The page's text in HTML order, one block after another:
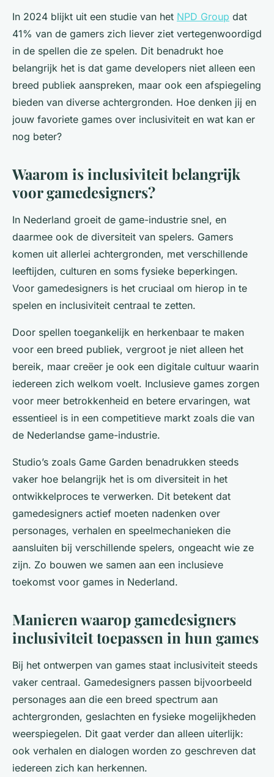
In 2024 blijkt uit een studie van het NPD Group dat
41% van de gamers zich liever ziet vertegenwoordigd
in de spellen die ze spelen. Dit benadrukt hoe
belangrijk het is dat game developers niet alleen een
breed publiek aanspreken, maar ook een afspiegeling
bieden van diverse achtergronden. Hoe denken jij en
jouw favoriete games over inclusiviteit en wat kan er
nog beter?
Waarom is inclusiviteit belangrijk
voor gamedesigners?
In Nederland groeit de game-industrie snel, en
daarmee ook de diversiteit van spelers. Gamers
komen uit allerlei achtergronden, met verschillende
leeftijden, culturen en soms fysieke beperkingen.
Voor gamedesigners is het cruciaal om hierop in te
spelen en inclusiviteit centraal te zetten.
Door spellen toegankelijk en herkenbaar te maken
voor een breed publiek, vergroot je niet alleen het
bereik, maar creëer je ook een digitale cultuur waarin
iedereen zich welkom voelt. Inclusieve games zorgen
voor meer betrokkenheid en betere ervaringen, wat
essentieel is in een competitieve markt zoals die van
de Nederlandse game-industrie.
Studio’s zoals Game Garden benadrukken steeds
vaker hoe belangrijk het is om diversiteit in het
ontwikkelproces te verwerken. Dit betekent dat
gamedesigners actief moeten nadenken over
personages, verhalen en speelmechanieken die
aansluiten bij verschillende spelers, ongeacht wie ze
zijn. Zo bouwen we samen aan een inclusieve
toekomst voor games in Nederland.
Manieren waarop gamedesigners
inclusiviteit toepassen in hun games
Bij het ontwerpen van games staat inclusiviteit steeds
vaker centraal. Gamedesigners passen bijvoorbeeld
personages aan die een breed spectrum aan
achtergronden, geslachten en fysieke mogelijkheden
weerspiegelen. Dit gaat verder dan alleen uiterlijk:
ook verhalen en dialogen worden zo geschreven dat
iedereen zich kan herkennen.